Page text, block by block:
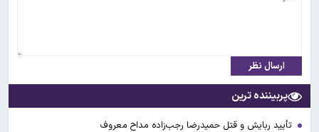
ارسال نظر
پربیننده ترین
تأیید ربایش و قتل حمیدرضا رجب‌زاده مداح معروف